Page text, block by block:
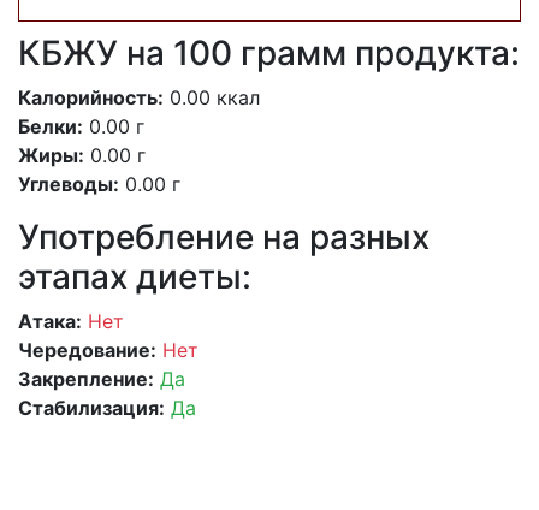
КБЖУ на 100 грамм продукта:
Калорийность: 0.00 ккал
Белки: 0.00 г
Жиры: 0.00 г
Углеводы: 0.00 г
Употребление на разных
этапах диеты:
Атака: Нет
Чередование: Нет
Закрепление: Да
Стабилизация: Да